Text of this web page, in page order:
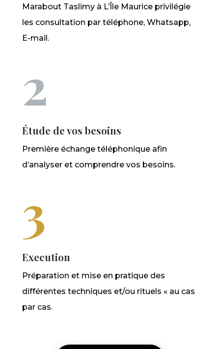
Marabout Taslimy à L’Île Maurice privilégie
les consultation par téléphone, Whatsapp,
E-mail.
2
Étude de vos besoins
Première échange téléphonique afin
d’analyser et comprendre vos besoins.
3
Execution
Préparation et mise en pratique des
différentes techniques et/ou rituels « au cas
par cas.